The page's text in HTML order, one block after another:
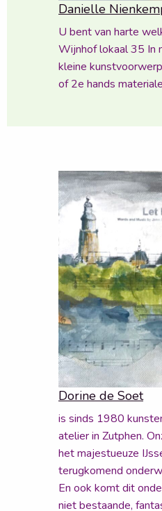
Danielle
U bent van harte
Wijnhof lokaal 35 In
kleine
of 2e hands
Dorine de Soet
is sinds 1980
atelier in Zutphen.
het majestueuze
terugkomend
En ook komt dit
niet bestaande,